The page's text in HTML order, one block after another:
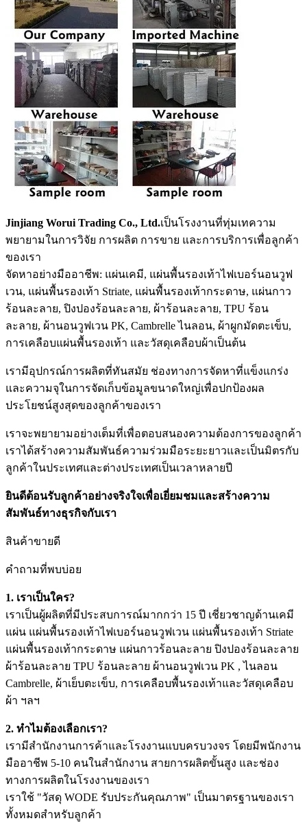
Jinjiang Worui Trading Co., Ltd.เป็นโรงงานที่ทุ่มเทความ
พยายามในการวิจัย การผลิต การขาย และการบริการเพื่อลูกค้า
ของเรา
จัดหาอย่างมืออาชีพ: แผ่นเคมี, แผ่นพื้นรองเท้าไฟเบอร์นอนวูฟ
เวน, แผ่นพื้นรองเท้า Striate, แผ่นพื้นรองเท้ากระดาษ, แผ่นกาว
ร้อนละลาย, ปิงปองร้อนละลาย, ผ้าร้อนละลาย, TPU ร้อน
ละลาย, ผ้านอนวูฟเวน PK, Cambrelle ไนลอน, ผ้าผูกมัดตะเข็บ,
การเคลือบแผ่นพื้นรองเท้า และวัสดุเคลือบผ้าเป็นต้น
เรามีอุปกรณ์การผลิตที่ทันสมัย ​​ช่องทางการจัดหาที่แข็งแกร่ง
และความจุในการจัดเก็บข้อมูลขนาดใหญ่เพื่อปกป้องผล
ประโยชน์สูงสุดของลูกค้าของเรา
เราจะพยายามอย่างเต็มที่เพื่อตอบสนองความต้องการของลูกค้า
เราได้สร้างความสัมพันธ์ความร่วมมือระยะยาวและเป็นมิตรกับ
ลูกค้าในประเทศและต่างประเทศเป็นเวลาหลายปี
ยินดีต้อนรับลูกค้าอย่างจริงใจเพื่อเยี่ยมชมและสร้างความ
สัมพันธ์ทางธุรกิจกับเรา
สินค้าขายดี
คำถามที่พบบ่อย
1. เราเป็นใคร?
เราเป็นผู้ผลิตที่มีประสบการณ์มากกว่า 15 ปี เชี่ยวชาญด้านเคมี
แผ่น แผ่นพื้นรองเท้าไฟเบอร์นอนวูฟเวน แผ่นพื้นรองเท้า Striate
แผ่นพื้นรองเท้ากระดาษ แผ่นกาวร้อนละลาย ปิงปองร้อนละลาย
ผ้าร้อนละลาย TPU ร้อนละลาย ผ้านอนวูฟเวน PK , ไนลอน
Cambrelle, ผ้าเย็บตะเข็บ, การเคลือบพื้นรองเท้าและวัสดุเคลือบ
ผ้า ฯลฯ
2. ทำไมต้องเลือกเรา?
เรามีสำนักงานการค้าและโรงงานแบบครบวงจร โดยมีพนักงาน
มืออาชีพ 5-10 คนในสำนักงาน สายการผลิตขั้นสูง และช่อง
ทางการผลิตในโรงงานของเรา
เราใช้ "วัสดุ WODE รับประกันคุณภาพ" เป็นมาตรฐานของเรา
ทั้งหมดสำหรับลูกค้า